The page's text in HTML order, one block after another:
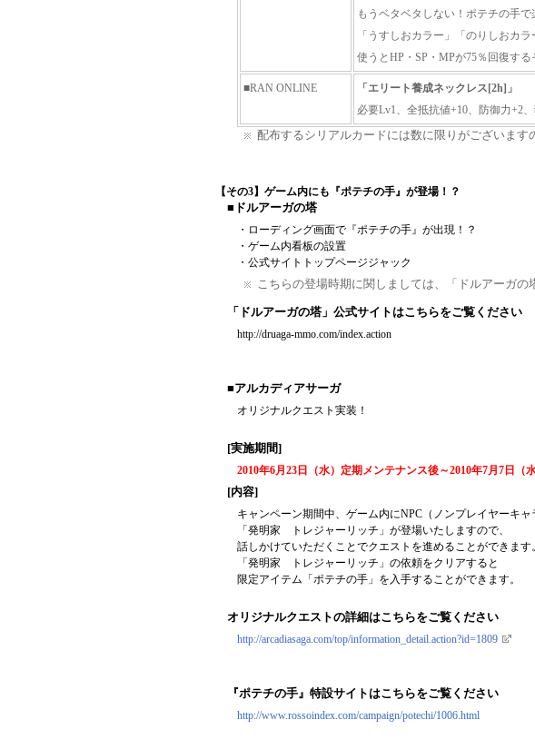
もうベタベタしない！ポテチの手
「うすしおカラー」「のりしおカ
使うとHP・SP・MPが75％回復する
■RAN ONLINE
「エリート養成ネックレス[2h]」
必要Lv1、全抵抗値+10、防御力+2
配布するシリアルカードには数に限りがございます
【その3】ゲーム内にも『ポテチの手』が登場！？
■ドルアーガの塔
・ローディング画面で『ポテチの手』が出現！？
・ゲーム内看板の設置
・公式サイトトップページジャック
こちらの登場時期に関しましては、「ドルアーガの
「ドルアーガの塔」公式サイトはこちらをご覧ください
http://druaga-mmo.com/index.action
■アルカディアサーガ
オリジナルクエスト実装！
[実施期間]
2010年6月23日（水）定期メンテナンス後～2010年7月7日（
[内容]
キャンペーン期間中、ゲーム内にNPC（ノンプレイヤーキャ
「発明家 トレジャーリッチ」が登場いたしますので、
話しかけていただくことでクエストを進めることができます
「発明家 トレジャーリッチ」の依頼をクリアすると
限定アイテム「ポテチの手」を入手することができます。
オリジナルクエストの詳細はこちらをご覧ください
http://arcadiasaga.com/top/information_detail.action?id=1809
『ポテチの手』特設サイトはこちらをご覧ください
http://www.rossoindex.com/campaign/potechi/1006.html